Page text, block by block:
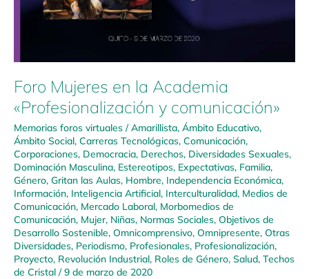
Foro Mujeres en la Academia
«Profesionalización y comunicación»
Memorias foros virtuales /Amarillista, Ámbito Educativo,
Ámbito Social, Carreras Tecnológicas, Comunicación,
Corporaciones, Democracia, Derechos, Diversidades Sexuales,
Dominación Masculina, Estereotipos, Expectativas, Familia,
Género, Gritan las Aulas, Hombre, Independencia Económica,
Información, Inteligencia Artificial, Interculturalidad, Medios de
Comunicación, Mercado Laboral, Morbomedios de
Comunicación, Mujer, Niñas, Normas Sociales, Objetivos de
Desarrollo Sostenible, Omnicomprensivo, Omnipresente, Otras
Diversidades, Periodismo, Profesionales, Profesionalización,
Proyecto, Revolución Industrial, Roles de Género, Salud, Techos
de Cristal /9 de marzo de 2020